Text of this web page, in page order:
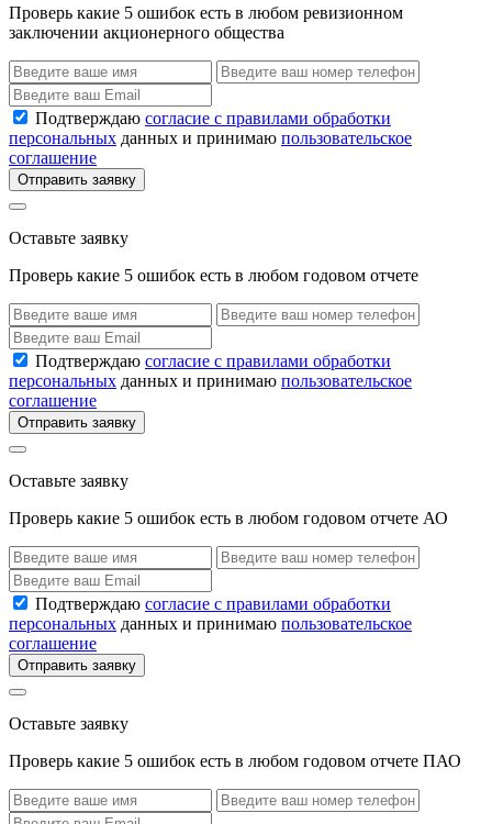
Проверь какие 5 ошибок есть в любом ревизионном
заключении акционерного общества
Подтверждаю согласие с правилами обработки
персональных данных и принимаю пользовательское
соглашение
Отправить заявку
Оставьте заявку
Проверь какие 5 ошибок есть в любом годовом отчете
Подтверждаю согласие с правилами обработки
персональных данных и принимаю пользовательское
соглашение
Отправить заявку
Оставьте заявку
Проверь какие 5 ошибок есть в любом годовом отчете АО
Подтверждаю согласие с правилами обработки
персональных данных и принимаю пользовательское
соглашение
Отправить заявку
Оставьте заявку
Проверь какие 5 ошибок есть в любом годовом отчете ПАО